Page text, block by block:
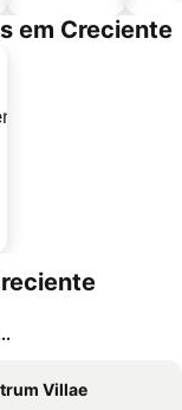
em Creciente
Villae